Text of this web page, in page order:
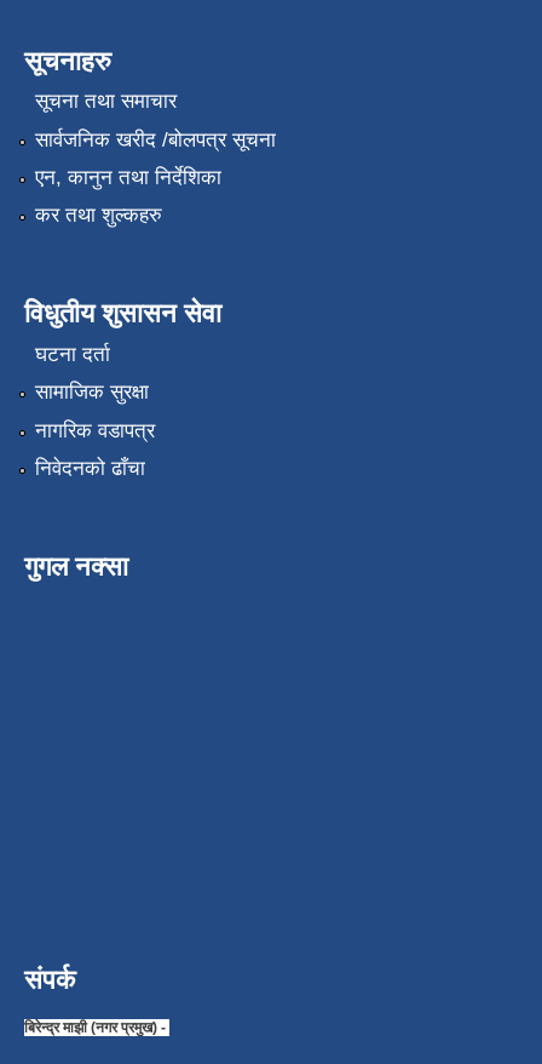
सूचनाहरु
सूचना तथा समाचार
सार्वजनिक खरीद /बोलपत्र सूचना
एन, कानुन तथा निर्देशिका
कर तथा शुल्कहरु
विधुतीय शुसासन सेवा
घटना दर्ता
सामाजिक सुरक्षा
नागरिक वडापत्र
निवेदनको ढाँचा
गुगल नक्सा
संपर्क
बिरेन्द्र माझी (नगर प्रमुख) -